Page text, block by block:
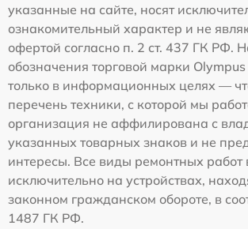
указанные на сайте, носят
ознакомительный характер и не
офертой согласно п. 2 ст. 437 ГК РФ.
обозначения торговой марки
только в информационных целях —
перечень техники, с которой мы
организация не аффилирована с
указанных товарных знаков и не
интересы. Все виды ремонтных работ
исключительно на устройствах,
законном гражданском обороте, в
1487 ГК РФ.